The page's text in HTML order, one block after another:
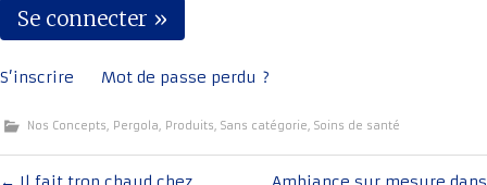
S’inscrire Mot de passe perdu ?
Nos Concepts, Pergola, Produits, Sans catégorie, Soins de santé
Navigation